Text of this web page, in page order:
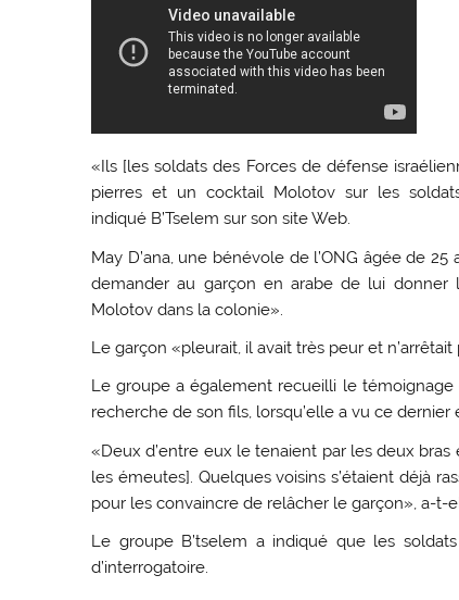
«Ils [les soldats des Forces de défense
pierres et un cocktail Molotov sur les
indiqué B’Tselem sur son site Web.
May D’ana, une bénévole de l’ONG âgée de
demander au garçon en arabe de lui
Molotov dans la colonie».
Le garçon «pleurait, il avait très peur et
Le groupe a également recueilli le
recherche de son fils, lorsqu’elle a vu ce dernier
«Deux d’entre eux le tenaient par les deux
les émeutes]. Quelques voisins s’étaient déjà
pour les convaincre de relâcher le garçon», a-t-
Le groupe B’tselem a indiqué que les
d’interrogatoire.